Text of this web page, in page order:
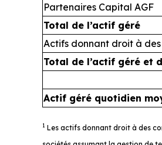
Partenaires Capital AGF
Total de l’actif géré
Actifs donnant droit à
Total de l’actif géré et
Actif géré quotidien
1 Les actifs donnant droit à des